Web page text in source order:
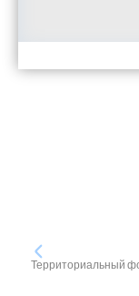
Территориальный